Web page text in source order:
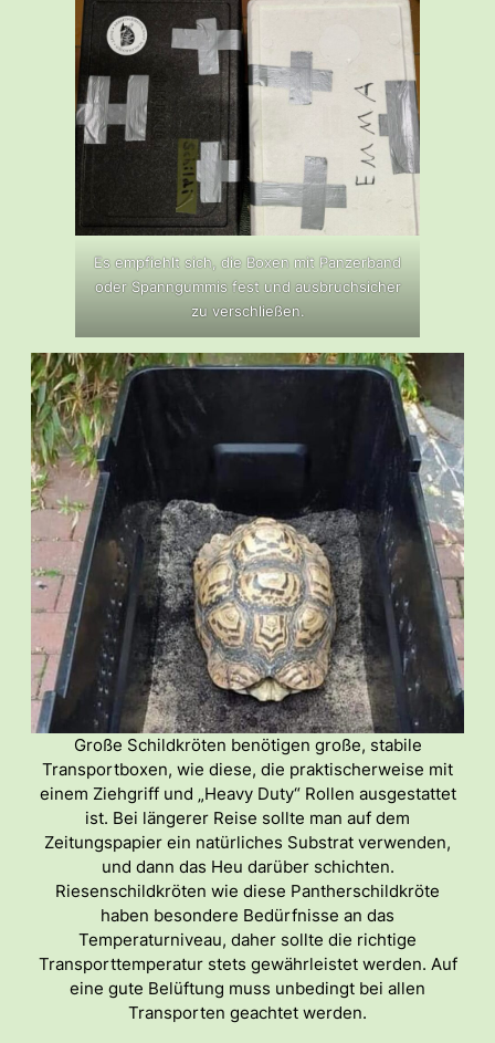
Es empfiehlt sich, die Boxen mit Panzerband
oder Spanngummis fest und ausbruchsicher
zu verschließen.
Große Schildkröten benötigen große, stabile
Transportboxen, wie diese, die praktischerweise mit
einem Ziehgriff und „Heavy Duty“ Rollen ausgestattet
ist. Bei längerer Reise sollte man auf dem
Zeitungspapier ein natürliches Substrat verwenden,
und dann das Heu darüber schichten.
Riesenschildkröten wie diese Pantherschildkröte
haben besondere Bedürfnisse an das
Temperaturniveau, daher sollte die richtige
Transporttemperatur stets gewährleistet werden. Auf
eine gute Belüftung muss unbedingt bei allen
Transporten geachtet werden.